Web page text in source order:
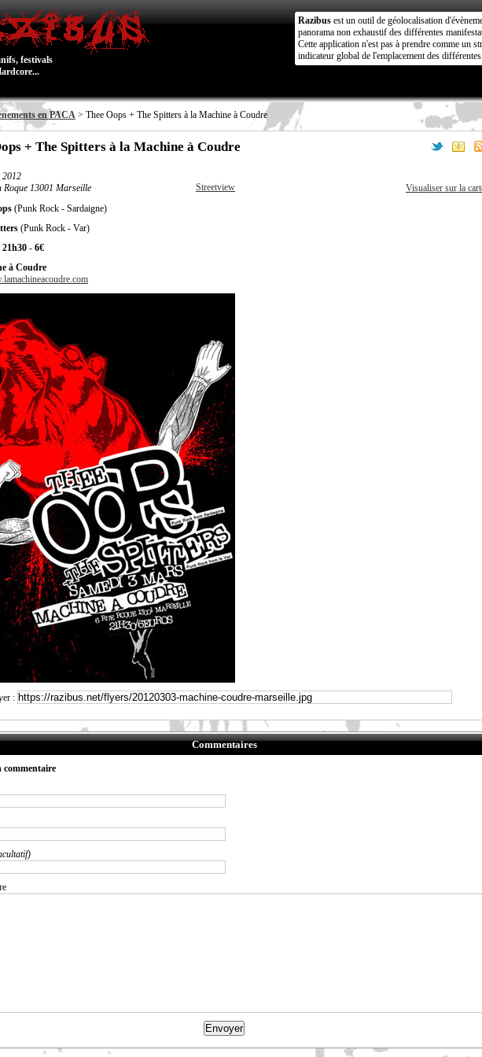
festivals
Razibus est un outil de géolocalisation
panorama non exhaustif des différentes
Cette application n'est pas à prendre comme un
indicateur global de l'emplacement des
en PACA > Thee Oops + The Spitters à la Machine à Coudre
+ The Spitters à la Machine à Coudre
2012
Roque 13001 Marseille
Streetview
Visualiser sur la
(Punk Rock - Sardaigne)
(Punk Rock - Var)
21h30 - 6€
à Coudre
:
Commentaires